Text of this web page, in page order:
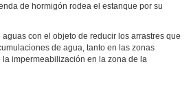
de hormigón rodea el estanque por su
con el objeto de reducir los arrastres que
de agua, tanto en las zonas
impermeabilización en la zona de la